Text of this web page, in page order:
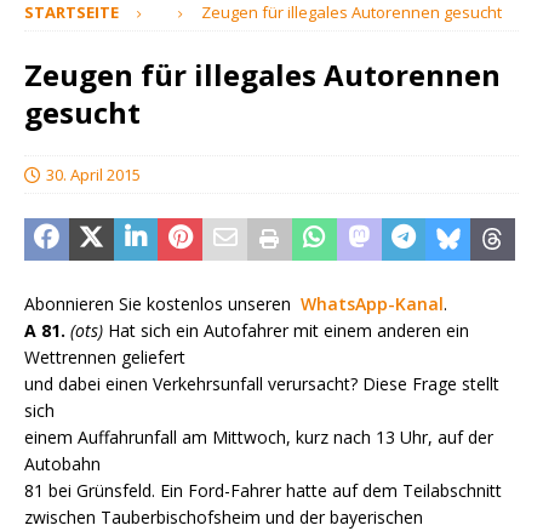
STARTSEITE Zeugen für illegales Autorennen gesucht
Zeugen für illegales Autorennen
gesucht
30. April 2015
Abonnieren Sie kostenlos unseren WhatsApp-Kanal.
A 81. (ots) Hat sich ein Autofahrer mit einem anderen ein
Wettrennen geliefert
und dabei einen Verkehrsunfall verursacht? Diese Frage stellt
sich
einem Auffahrunfall am Mittwoch, kurz nach 13 Uhr, auf der
Autobahn
81 bei Grünsfeld. Ein Ford-Fahrer hatte auf dem Teilabschnitt
zwischen Tauberbischofsheim und der bayerischen